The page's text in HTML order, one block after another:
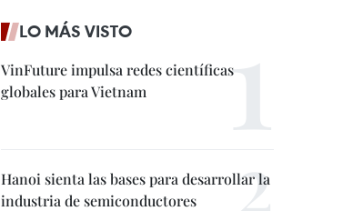
LO MÁS VISTO
VinFuture impulsa redes científicas
globales para Vietnam
Hanoi sienta las bases para desarrollar la
industria de semiconductores